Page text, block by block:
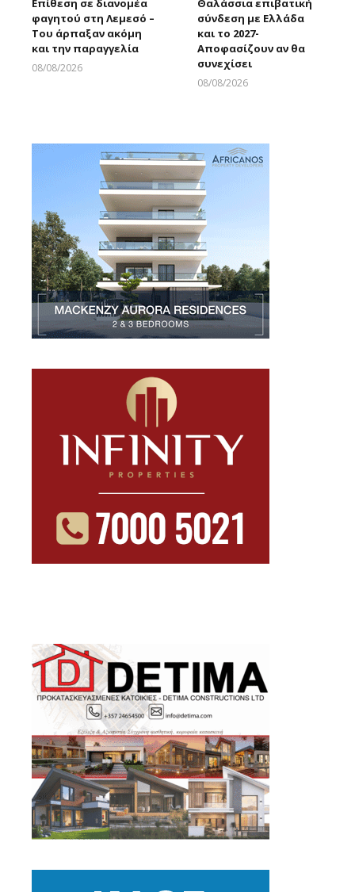
Επίθεση σε διανομέα
φαγητού στη Λεμεσό –
Του άρπαξαν ακόμη
και την παραγγελία
08/08/2026
Θαλάσσια επιβατική
σύνδεση με Ελλάδα
και το 2027-
Αποφασίζουν αν θα
συνεχίσει
08/08/2026